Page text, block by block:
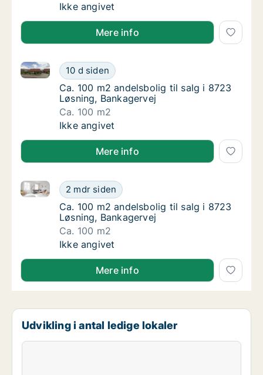
Ca. 100 m2 andelsbolig til salg i 8723
Ikke angivet
Mere info
Ca. 100 m2 andelsbolig til salg i 8723
10 d siden
Ca. 100 m2 andelsbolig til salg i 8723 Løsning,
Ca. 100 m2 andelsbolig til salg i 8723
Ca. 100 m2 andelsbolig til salg i 8723
Løsning, Bankagervej
Ca. 100 m2
Ca. 100 m2 andelsbolig til salg i 8723
Ikke angivet
Mere info
Ca. 100 m2 andelsbolig til salg i 8723
2 mdr siden
Ca. 100 m2 andelsbolig til salg i 8723 Løsning,
Ca. 100 m2 andelsbolig til salg i 8723
Ca. 100 m2 andelsbolig til salg i 8723
Løsning, Bankagervej
Ca. 100 m2
Ca. 100 m2 andelsbolig til salg i 8723
Ikke angivet
Mere info
Udvikling i antal ledige lokaler